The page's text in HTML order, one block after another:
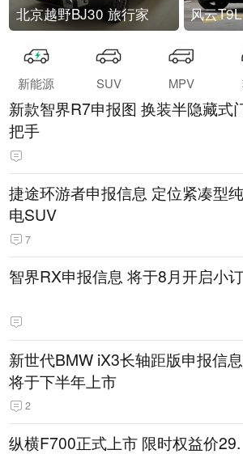
北京越野BJ30 旅行家 风云
新能源 SUV MPV
新款智界R7申报图 换装半隐藏式
把手
捷途环游者申报信息 定位紧凑型纯
电SUV
7
智界RX申报信息 将于8月开启小订
新世代BMW iX3长轴距版申报信息
将于下半年上市
2
纵横F700正式上市 限时权益价29.